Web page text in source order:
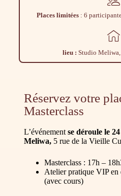
Places limitées : 6
lieu : Studio
Réservez votre
Masterclass
L’événement se déroule le
Meliwa,5 rue de la Vieille
Masterclass : 17h –
Atelier pratique VIP
(avec cours)